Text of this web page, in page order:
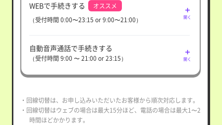
WEBで手続きする
オススメ
（受付時間 0:00〜23:15 or 9:00〜21:00）
開く
自動音声通話で手続きする
（受付時間 9:00 〜 21:00 or 23:15） 開く
・回線切替は、お申し込みいただいたお客様から順次対応します。
・回線切替はウェブの場合は最大15分ほど、電話の場合は最大1〜2
時間ほどかかります。